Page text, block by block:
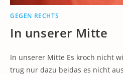
GEGEN RECHTS
In unserer Mitte
In unserer Mitte Es kroch nicht
trug nur dazu beidas es nicht